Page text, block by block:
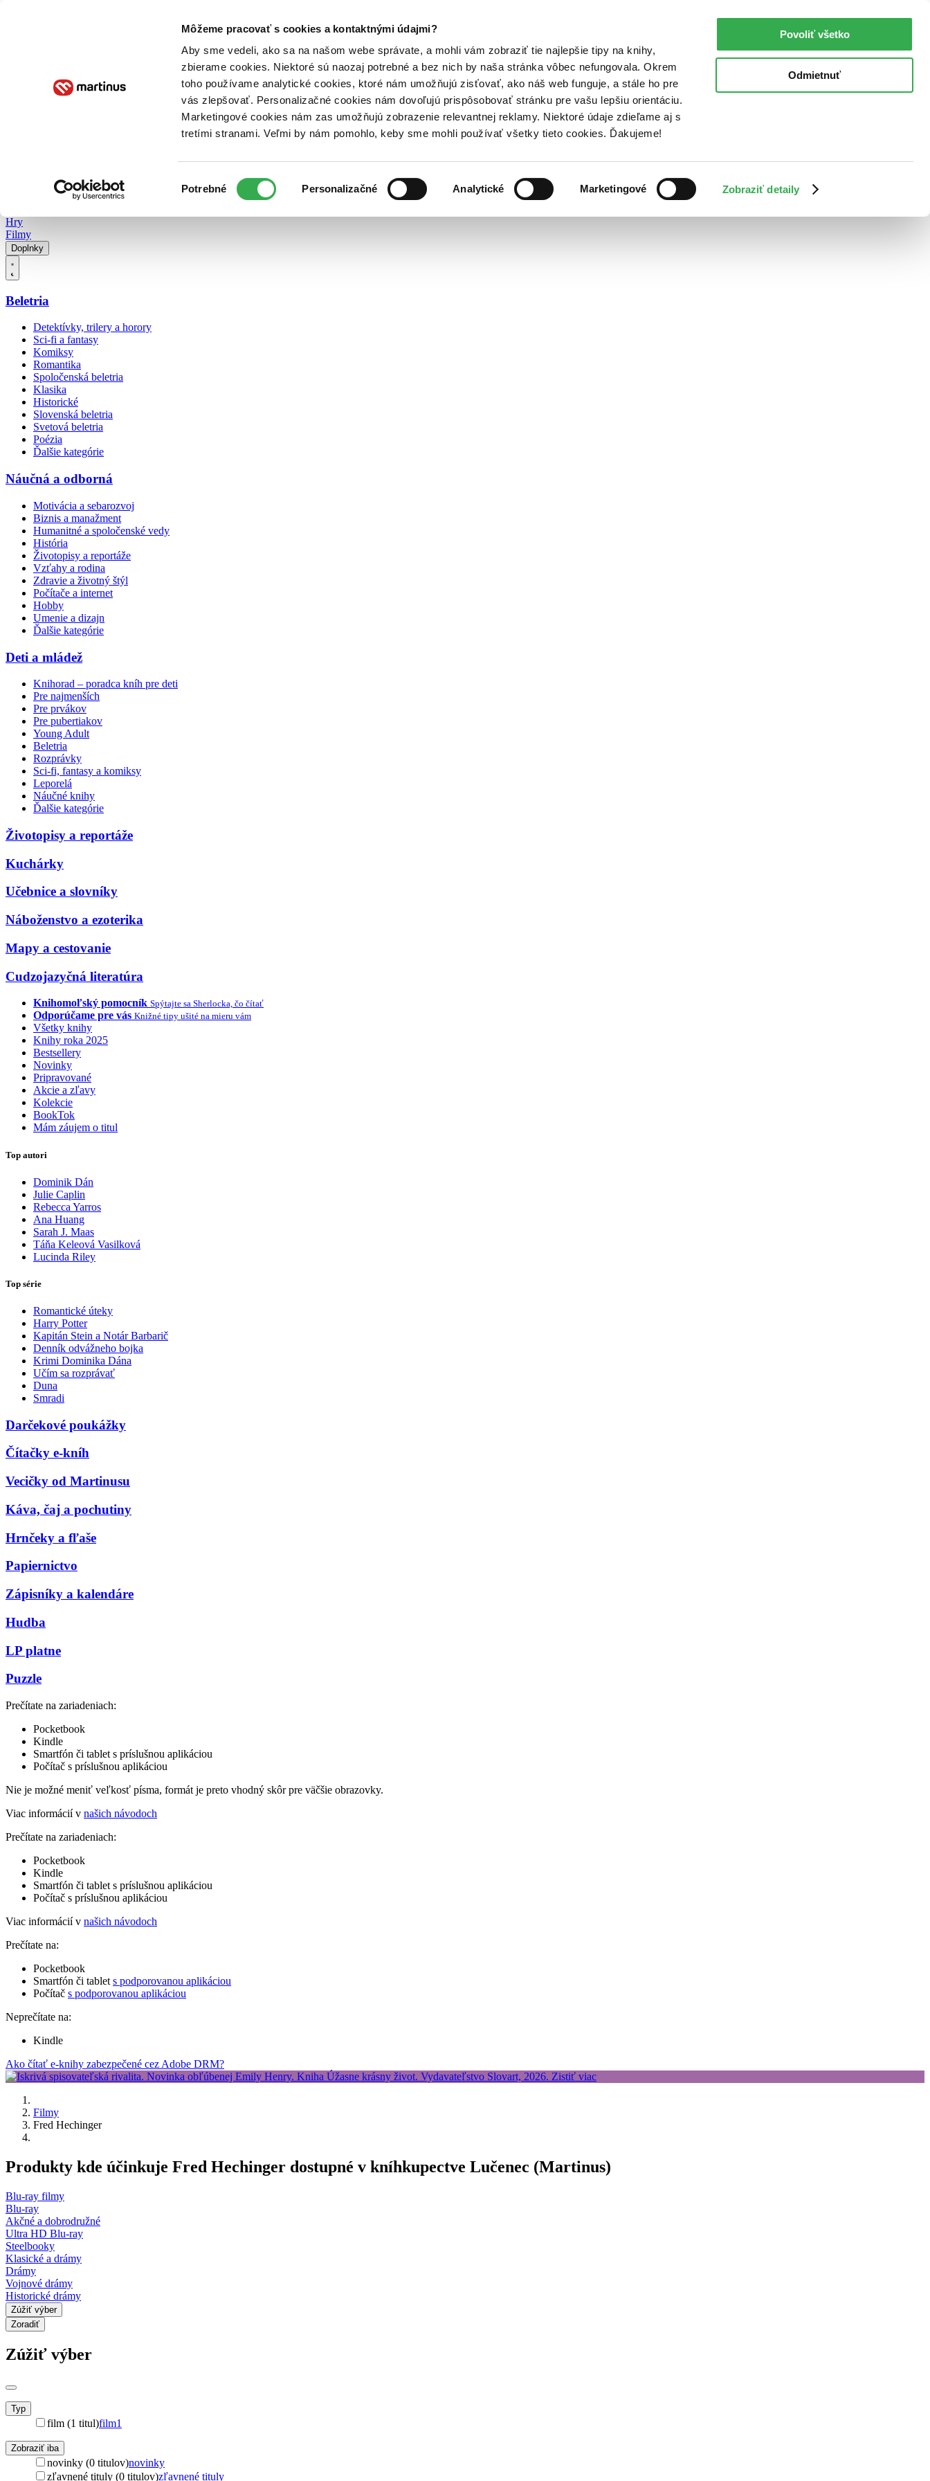
Môžeme pracovať s cookies a kontaktnými údajmi?
Aby sme vedeli, ako sa na našom webe správate, a mohli vám zobraziť tie najlepšie tipy na knihy,
zbierame cookies. Niektoré sú naozaj potrebné a bez nich by naša stránka vôbec nefungovala. Okrem
toho používame analytické cookies, ktoré nám umožňujú zisťovať, ako náš web funguje, a stále ho pre
vás zlepšovať. Personalizačné cookies nám dovoľujú prispôsobovať stránku pre vašu lepšiu orientáciu.
Marketingové cookies nám zas umožňujú zobrazenie relevantnej reklamy. Niektoré údaje zdieľame aj s
tretími stranami. Veľmi by nám pomohlo, keby sme mohli používať všetky tieto cookies. Ďakujeme!
súhlasu
Potrebné Personalizačné Analytické Marketingové Zobraziť detaily
Povoliť všetko
Odmietnuť
Poukážky Kontakt
Hry
Filmy
Doplnky
Beletria
Detektívky, trilery a horory
Sci-fi a fantasy
Komiksy
Romantika
Spoločenská beletria
Klasika
Historické
Slovenská beletria
Svetová beletria
Poézia
Ďalšie kategórie
Náučná a odborná
Motivácia a sebarozvoj
Biznis a manažment
Humanitné a spoločenské vedy
História
Životopisy a reportáže
Vzťahy a rodina
Zdravie a životný štýl
Počítače a internet
Hobby
Umenie a dizajn
Ďalšie kategórie
Deti a mládež
Knihorad – poradca kníh pre deti
Pre najmenších
Pre prvákov
Pre pubertiakov
Young Adult
Beletria
Rozprávky
Sci-fi, fantasy a komiksy
Leporelá
Náučné knihy
Ďalšie kategórie
Životopisy a reportáže
Kuchárky
Učebnice a slovníky
Náboženstvo a ezoterika
Mapy a cestovanie
Cudzojazyčná literatúra
Knihomoľský pomocník Spýtajte sa Sherlocka, čo čítať
Odporúčame pre vás Knižné tipy ušité na mieru vám
Všetky knihy
Knihy roka 2025
Bestsellery
Novinky
Pripravované
Akcie a zľavy
Kolekcie
BookTok
Mám záujem o titul
Top autori
Dominik Dán
Julie Caplin
Rebecca Yarros
Ana Huang
Sarah J. Maas
Táňa Keleová Vasilková
Lucinda Riley
Top série
Romantické úteky
Harry Potter
Kapitán Stein a Notár Barbarič
Denník odvážneho bojka
Krimi Dominika Dána
Učím sa rozprávať
Duna
Smradi
Darčekové poukážky
Čítačky e-kníh
Vecičky od Martinusu
Káva, čaj a pochutiny
Hrnčeky a fľaše
Papiernictvo
Zápisníky a kalendáre
Hudba
LP platne
Puzzle
Prečítate na zariadeniach:
Pocketbook
Kindle
Smartfón či tablet s príslušnou aplikáciou
Počítač s príslušnou aplikáciou
Nie je možné meniť veľkosť písma, formát je preto vhodný skôr pre väčšie obrazovky.
Viac informácií v našich návodoch
Prečítate na zariadeniach:
Pocketbook
Kindle
Smartfón či tablet s príslušnou aplikáciou
Počítač s príslušnou aplikáciou
Viac informácií v našich návodoch
Prečítate na:
Pocketbook
Smartfón či tablet s podporovanou aplikáciou
Počítač s podporovanou aplikáciou
Neprečítate na:
Kindle
Ako čítať e-knihy zabezpečené cez Adobe DRM?
Filmy
Fred Hechinger
Produkty kde účinkuje Fred Hechinger dostupné v kníhkupectve Lučenec (Martinus)
Blu-ray filmy
Blu-ray
Akčné a dobrodružné
Ultra HD Blu-ray
Steelbooky
Klasické a drámy
Drámy
Vojnové drámy
Historické drámy
Zúžiť výber
Zoradiť
Zúžiť výber
Typ
film (1 titul)film1
Zobraziť iba
novinky (0 titulov)novinky
zľavnené tituly (0 titulov)zľavnené tituly